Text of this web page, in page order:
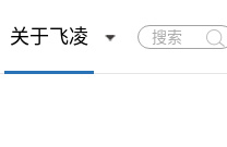
关于飞凌
搜
索